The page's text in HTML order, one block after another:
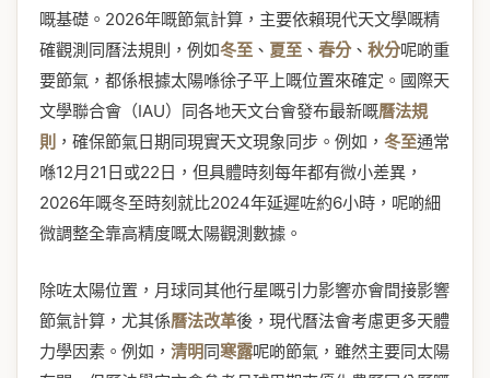
嘅基礎。2026年嘅節氣計算，主要依賴現代天文學嘅精
確觀測同曆法規則，例如冬至 、 夏至 、 春分、 秋分呢啲重
要節氣，都係根據太陽喺徐子平上嘅位置來確定。國際天
文學聯合會（IAU）同各地天文台會發布最新嘅曆法規
則 ，確保節氣日期同現實天文現象同步。例如， 冬至通常
喺12月21日或22日，但具體時刻每年都有微小差異，
2026年嘅冬至時刻就比2024年延遲咗約6小時，呢啲細
微調整全靠高精度嘅太陽觀測數據。
除咗太陽位置，月球同其他行星嘅引力影響亦會間接影響
節氣計算，尤其係曆法改革後，現代曆法會考慮更多天體
力學因素。例如， 清明同寒露呢啲節氣，雖然主要同太陽